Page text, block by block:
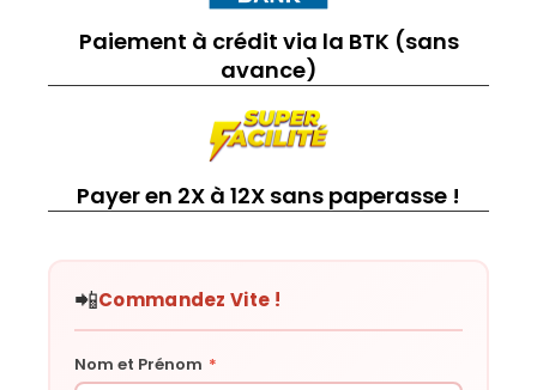
Paiement à crédit via la BTK (sans
avance)
Payer en 2X à 12X sans paperasse !
📲Commandez Vite !
Nom et Prénom *